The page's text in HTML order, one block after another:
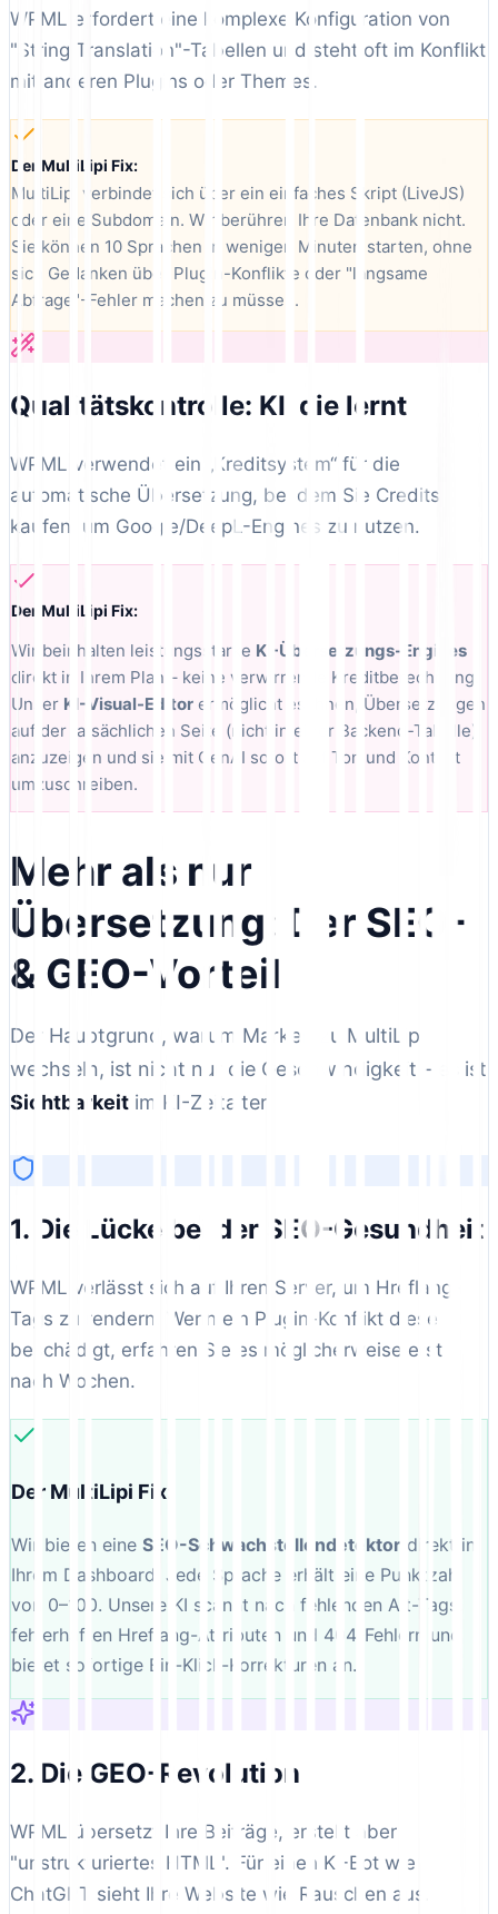
WPML erfordert eine komplexe Konfiguration von
"String Translation"-Tabellen und steht oft im Konflikt
mit anderen Plugins oder Themes.
Der MultiLipi Fix:
MultiLipi verbindet sich über ein einfaches Skript (LiveJS)
oder eine Subdomain. Wir berühren Ihre Datenbank nicht.
Sie können 10 Sprachen in wenigen Minuten starten, ohne
sich Gedanken über Plugin-Konflikte oder "langsame
Abfrage"-Fehler machen zu müssen.
Qualitätskontrolle: KI, die lernt
WPML verwendet ein „Kreditsystem“ für die
automatische Übersetzung, bei dem Sie Credits
kaufen, um Google/DeepL-Engines zu nutzen.
Der MultiLipi Fix:
Wir beinhalten leistungsstarke KI-Übersetzungs-Engines
direkt in Ihrem Plan – keine verwirrende Kreditberechnung.
Unser KI-Visual-Editor ermöglicht es Ihnen, Übersetzungen
auf der tatsächlichen Seite (nicht in einer Backend-Tabelle)
anzuzeigen und sie mit GenAI sofort auf Ton und Kontext
umzuschreiben.
Mehr als nur
Übersetzung: Der SEO-
& GEO-Vorteil
Der Hauptgrund, warum Marken zu MultiLipi
wechseln, ist nicht nur die Geschwindigkeit – es ist
Sichtbarkeit im KI-Zeitalter.
1. Die Lücke bei der SEO-Gesundheit
WPML verlässt sich auf Ihren Server, um Hreflang-
Tags zu rendern. Wenn ein Plugin-Konflikt diese
beschädigt, erfahren Sie es möglicherweise erst
nach Wochen.
Der MultiLipi Fix:
Wir bieten eine SEO-Schwachstellendetektor direkt in
Ihrem Dashboard. Jede Sprache erhält eine Punktzahl
von 0–100. Unsere KI scannt nach fehlenden Alt-Tags,
fehlerhaften Hreflang-Attributen und 404-Fehlern und
bietet sofortige Ein-Klick-Korrekturen an.
2. Die GEO-Revolution
WPML übersetzt Ihre Beiträge, erstellt aber
"unstrukturiertes HTML". Für einen KI-Bot wie
ChatGPT sieht Ihre Website wie Rauschen aus.